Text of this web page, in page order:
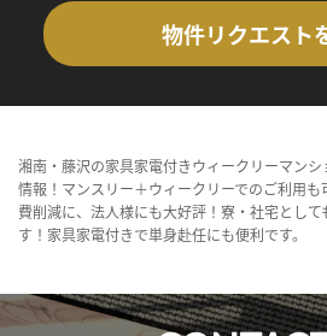
物件リクエスト
湘南・藤沢の家具家電付きウィークリーマン
情報！マンスリー＋ウィークリーでのご利用
費削減に、法人様にも大好評！寮・社宅とし
す！家具家電付きで単身赴任にも便利です。